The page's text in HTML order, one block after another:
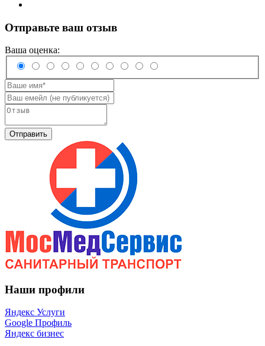
Отправьте ваш отзыв
Ваша оценка:
Отправить
Наши профили
Яндекс Услуги
Google Профиль
Яндекс бизнес